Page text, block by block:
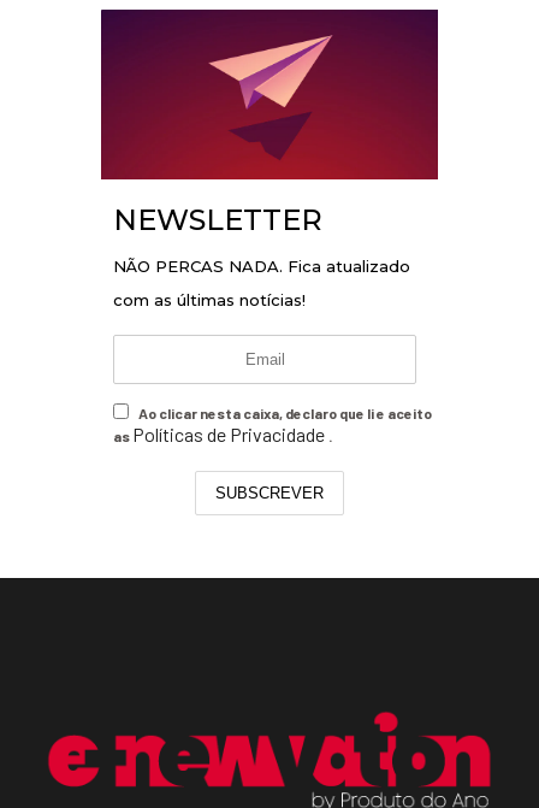
NEWSLETTER
NÃO PERCAS NADA. Fica atualizado
com as últimas notícias!
Ao clicar nesta caixa, declaro que li e aceito
as Políticas de Privacidade
SUBSCREVER